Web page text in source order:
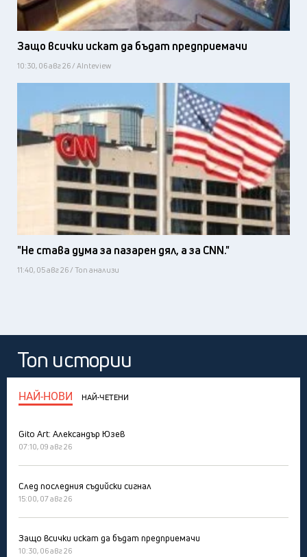
Защо всички искат да бъдат предприемачи
10:30, 06 авг 26 / AInteview
"Не става дума за пазарен дял, а за CNN."
11:40, 05 авг 26 / Топ анализи
Топ истории
НАЙ-НОВИ НАЙ-ЧЕТЕНИ
Gito Art: Александър Юзев
07:10, 09 авг 26
След последния съдийски сигнал
15:00, 07 авг 26
Защо всички искат да бъдат предприемачи
10:30, 06 авг 26